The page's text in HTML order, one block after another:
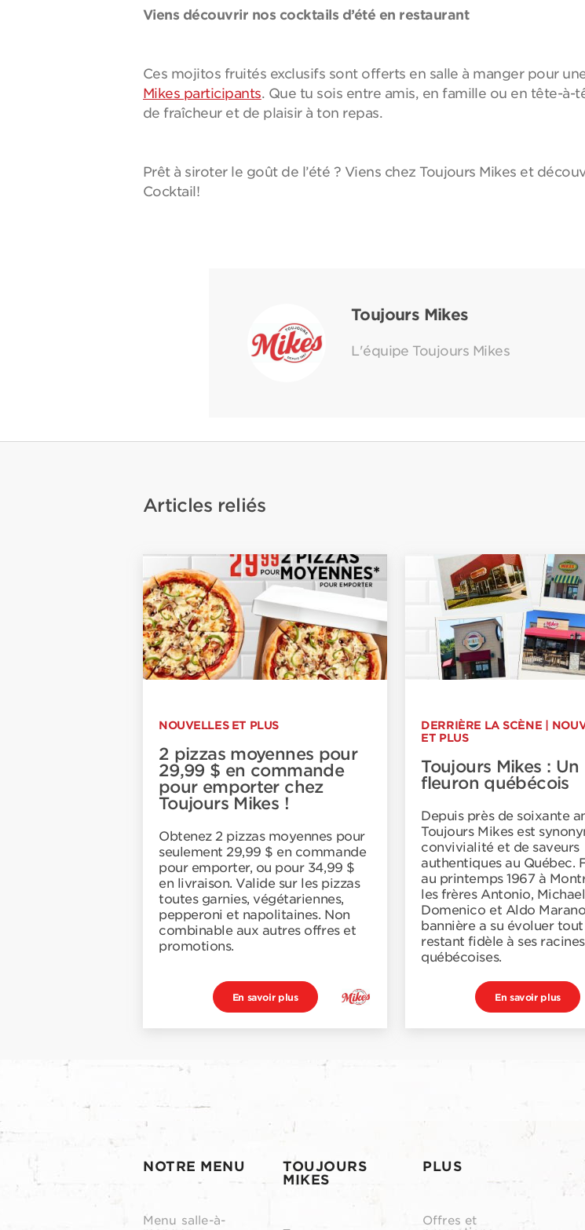
Viens découvrir nos cocktails d’été en restaurant
Ces mojitos fruités exclusifs sont offerts en salle à manger pour
Mikes participants. Que tu sois entre amis, en famille ou en tête-
de fraîcheur et de plaisir à ton repas.
Prêt à siroter le goût de l’été ? Viens chez Toujours Mikes et
Cocktail!
Toujours Mikes
L'équipe Toujours Mikes
Articles reliés
NOUVELLES ET PLUS
2 pizzas moyennes pour
29,99 $ en commande
pour emporter chez
Toujours Mikes !
Obtenez 2 pizzas moyennes pour
seulement 29,99 $ en commande
pour emporter, ou pour 34,99 $
en livraison. Valide sur les pizzas
toutes garnies, végétariennes,
pepperoni et napolitaines. Non
combinable aux autres offres et
promotions.
En savoir plus
DERRIÈRE LA SCÈNE
ET PLUS
Toujours Mikes : Un
fleuron québécois
Depuis près de soixante
Toujours Mikes est
convivialité et de saveurs
authentiques au Québec.
au printemps 1967 à
les frères Antonio,
Domenico et Aldo
bannière a su évoluer tout
restant fidèle à ses racines
québécoises.
En savoir plus
NOTRE MENU
Menu salle-à-
TOUJOURS
MIKES
PLUS
Offres et